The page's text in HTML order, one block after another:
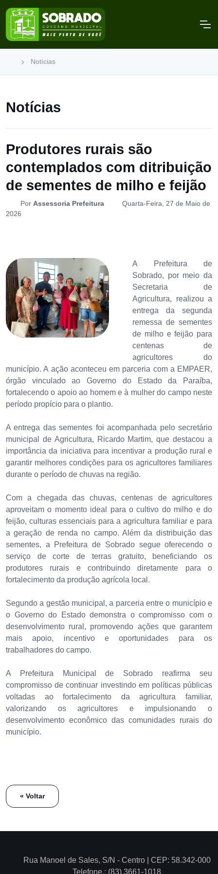
Notícias
Notícias
Produtores rurais são
contemplados com ditribuição
de sementes de milho e feijão
Por Assessoria Prefeitura
Quarta-Feira, 27 de Maio de
2026
A Prefeitura de
Sobrado, por meio da
Secretaria de
Agricultura, realizou a
entrega da segunda
remessa de sementes
de milho e feijão para
centenas de
agricultores do
município. A ação aconteceu em parceria com a EMPAER,
órgão vinculado ao Governo do Estado da Paraíba,
fortalecendo o apoio ao homem e à mulher do campo neste
período propício para o plantio.
A entrega das sementes foi acompanhada pelo secretário
municipal de Agricultura, Ricardo Martim, que destacou a
importância da iniciativa para incentivar a produção rural e
garantir melhores condições para os agricultores familiares
durante o período de chuvas na região.
Com a chegada das chuvas, centenas de agricultores
aproveitam o momento ideal para o cultivo do milho e do
feijão, culturas essenciais para a agricultura familiar e para
a geração de renda no campo. Além da distribuição das
sementes, a Prefeitura de Sobrado segue oferecendo o
serviço de corte de terras gratuito, beneficiando os
produtores rurais e contribuindo diretamente para o
fortalecimento da produção agrícola local.
Segundo a gestão municipal, a parceria entre o município e
o Governo do Estado demonstra o compromisso com o
desenvolvimento rural, promovendo ações que garantem
mais apoio, incentivo e oportunidades para os
trabalhadores do campo.
A Prefeitura Municipal de Sobrado reafirma seu
compromisso de continuar investindo em políticas públicas
voltadas ao fortalecimento da agricultura familiar,
valorizando os agricultores e impulsionando o
desenvolvimento econômico das comunidades rurais do
município.
« Voltar
Rua Manoel de Sales, S/N - Centro | CEP: 58.342-000
Telefone.: (83) 3661-1018